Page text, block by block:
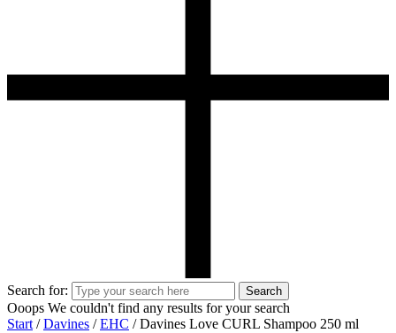
Search for: Search
Ooops We couldn't find any results for your search
Start /Davines /EHC / Davines Love CURL Shampoo 250 ml